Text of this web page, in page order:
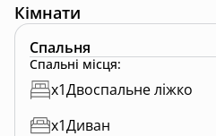
Кімнати
Спальня
Спальні місця:
x1Двоспальне ліжко
x1Диван